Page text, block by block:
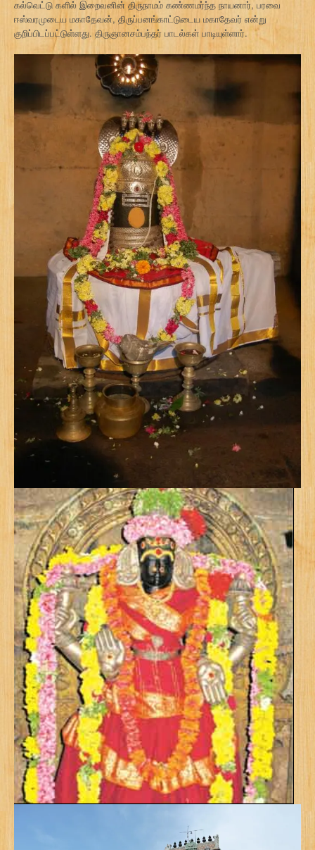
கல்வெட்டு களில் இறைவனின் திருநாமம் கண்ணமர்ந்த நாயனார், பரவை
ஈஸ்வரமுடைய மகாதேவன், திருப்பனங்காட்டுடைய மகாதேவர் என்று
குறிப்பிடப்பட்டுள்ளது. திருஞானசம்பந்தர் பாடல்கள் பாடியுள்ளார்.